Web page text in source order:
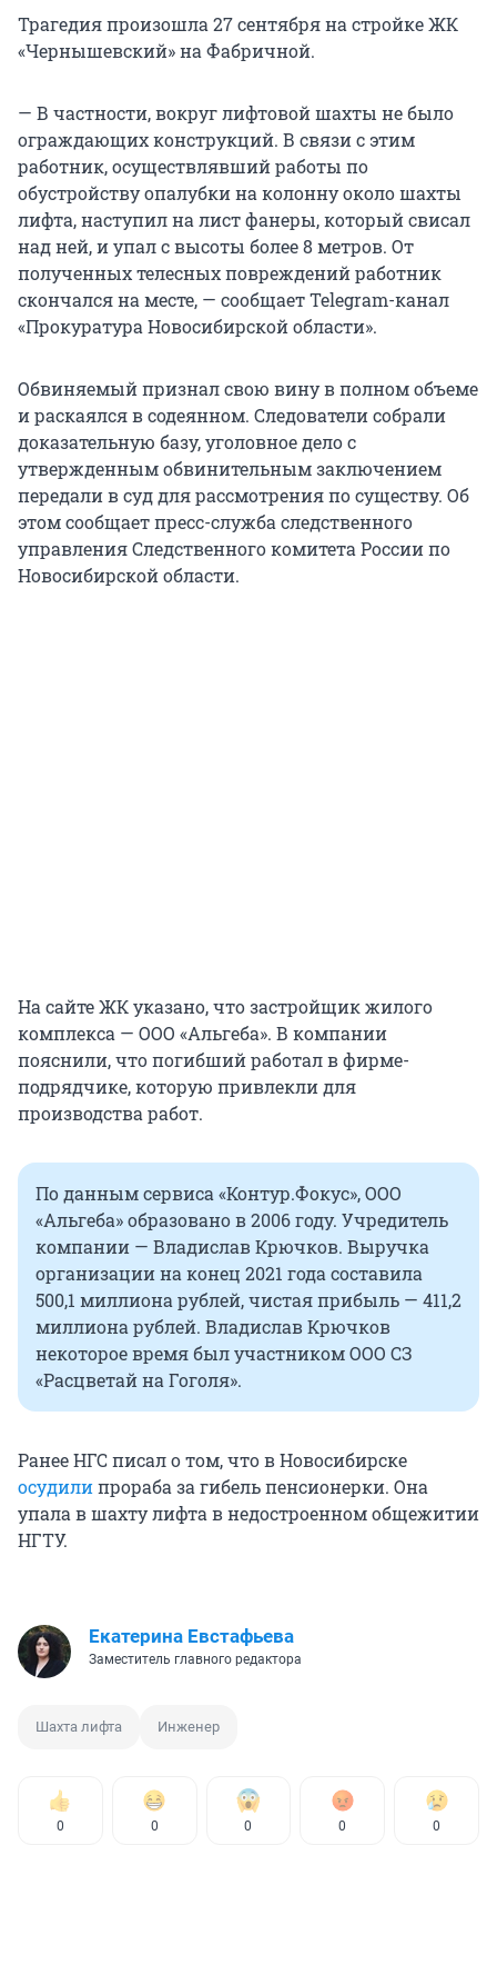
Трагедия произошла 27 сентября на стройке ЖК
«Чернышевский» на Фабричной.
— В частности, вокруг лифтовой шахты не было
ограждающих конструкций. В связи с этим
работник, осуществлявший работы по
обустройству опалубки на колонну около шахты
лифта, наступил на лист фанеры, который свисал
над ней, и упал с высоты более 8 метров. От
полученных телесных повреждений работник
скончался на месте, — сообщает Telegram-канал
«Прокуратура Новосибирской области».
Обвиняемый признал свою вину в полном объеме
и раскаялся в содеянном. Следователи собрали
доказательную базу, уголовное дело с
утвержденным обвинительным заключением
передали в суд для рассмотрения по существу. Об
этом сообщает пресс-служба следственного
управления Следственного комитета России по
Новосибирской области.
На сайте ЖК указано, что застройщик жилого
комплекса — ООО «Альгеба». В компании
пояснили, что погибший работал в фирме-
подрядчике, которую привлекли для
производства работ.
По данным сервиса «Контур.Фокус», ООО
«Альгеба» образовано в 2006 году. Учредитель
компании — Владислав Крючков. Выручка
организации на конец 2021 года составила
500,1 миллиона рублей, чистая прибыль — 411,2
миллиона рублей. Владислав Крючков
некоторое время был участником ООО СЗ
«Расцветай на Гоголя».
Ранее НГС писал о том, что в Новосибирске
осудилипрораба за гибель пенсионерки. Она
упала в шахту лифта в недостроенном общежитии
НГТУ.
Екатерина Евстафьева
Заместитель главного редактора
Шахта лифта Инженер
0 0 0 0 0